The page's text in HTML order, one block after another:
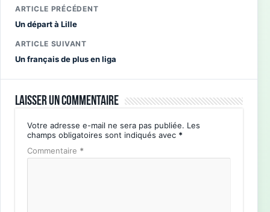
ARTICLE PRÉCÉDENT
Un départ à Lille
ARTICLE SUIVANT
Un français de plus en liga
Laisser un commentaire
Votre adresse e-mail ne sera pas publiée. Les
champs obligatoires sont indiqués avec *
Commentaire *